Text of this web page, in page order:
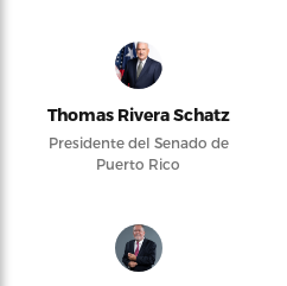
Thomas Rivera Schatz
Presidente del Senado de
Puerto Rico